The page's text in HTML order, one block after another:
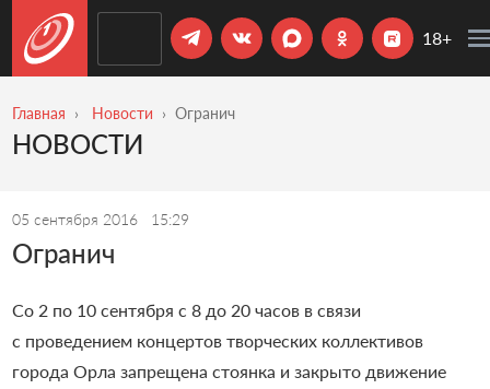
18+
Главная Новости Огранич
НОВОСТИ
05 сентября 2016 15:29
Огранич
Со 2 по 10 сентября с 8 до 20 часов в связи
с проведением концертов творческих коллективов
города Орла запрещена стоянка и закрыто движение